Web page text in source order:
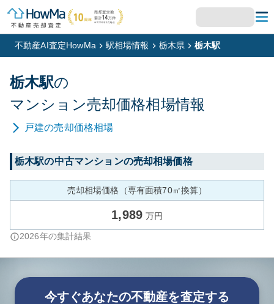
不動産AI査定HowMa 駅相場情報 栃木県 栃木駅
栃木駅の
マンション売却価格相場情報
戸建の売却価格相場
栃木駅の中古マンションの売却相場価格
売却相場価格（専有面積70㎡換算）
1,989 万円
2026年の集計結果
今すぐあなたの不動産を査定する